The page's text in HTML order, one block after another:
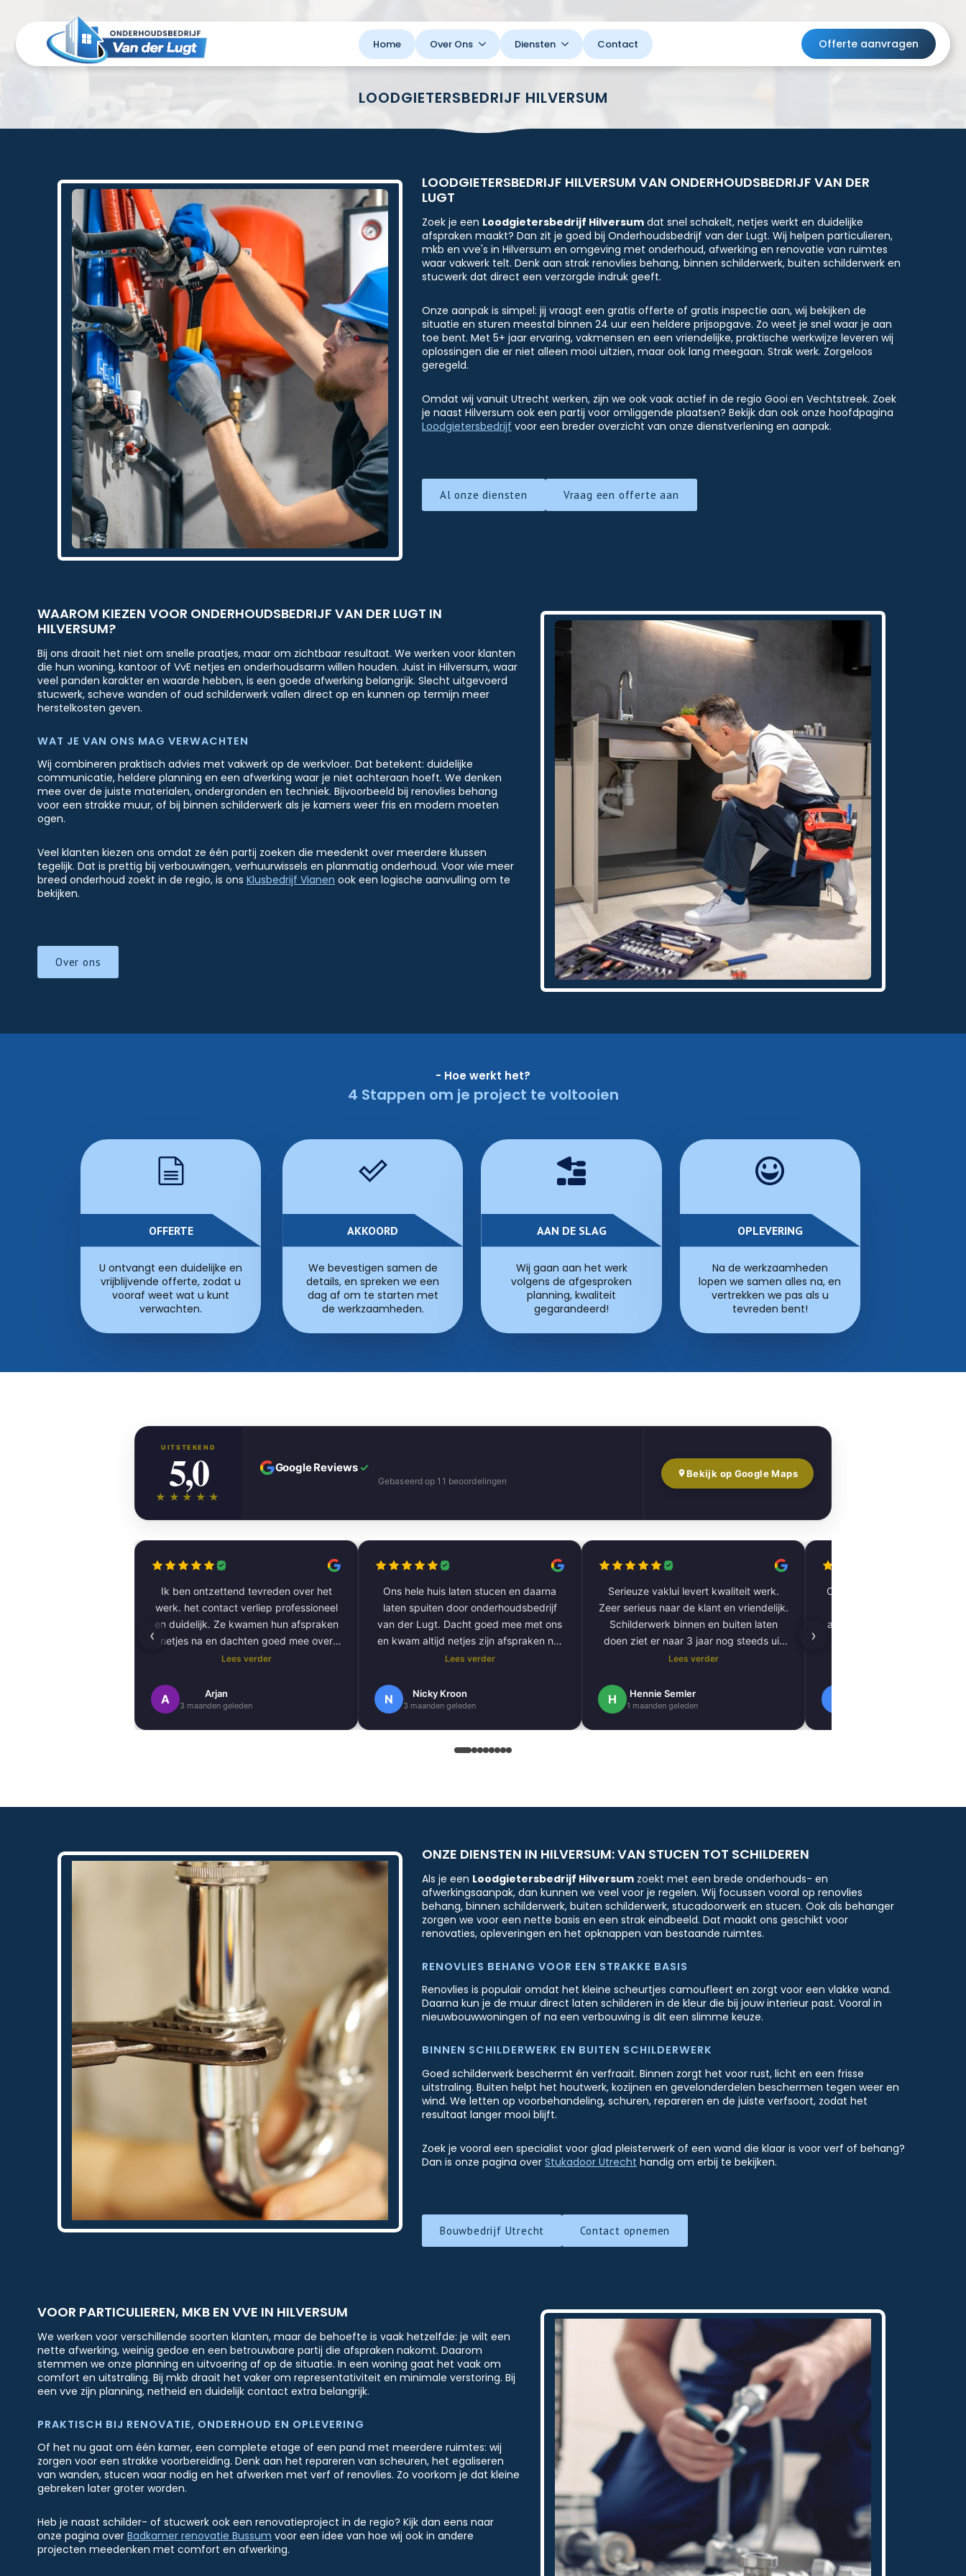
Home Over Ons Diensten Contact Offerte aanvragen
LOODGIETERSBEDRIJF HILVERSUM
LOODGIETERSBEDRIJF HILVERSUM VAN ONDERHOUDSBEDRIJF VAN DER
LUGT
Zoek je een Loodgietersbedrijf Hilversum dat snel schakelt, netjes werkt en duidelijke
afspraken maakt? Dan zit je goed bij Onderhoudsbedrijf van der Lugt. Wij helpen particulieren,
mkb en vve's in Hilversum en omgeving met onderhoud, afwerking en renovatie van ruimtes
waar vakwerk telt. Denk aan strak renovlies behang, binnen schilderwerk, buiten schilderwerk en
stucwerk dat direct een verzorgde indruk geeft.
Onze aanpak is simpel: jij vraagt een gratis offerte of gratis inspectie aan, wij bekijken de
situatie en sturen meestal binnen 24 uur een heldere prijsopgave. Zo weet je snel waar je aan
toe bent. Met 5+ jaar ervaring, vakmensen en een vriendelijke, praktische werkwijze leveren wij
oplossingen die er niet alleen mooi uitzien, maar ook lang meegaan. Strak werk. Zorgeloos
geregeld.
Omdat wij vanuit Utrecht werken, zijn we ook vaak actief in de regio Gooi en Vechtstreek. Zoek
je naast Hilversum ook een partij voor omliggende plaatsen? Bekijk dan ook onze hoofdpagina
Loodgietersbedrijf voor een breder overzicht van onze dienstverlening en aanpak.
Al onze diensten Vraag een offerte aan
WAAROM KIEZEN VOOR ONDERHOUDSBEDRIJF VAN DER LUGT IN
HILVERSUM?
Bij ons draait het niet om snelle praatjes, maar om zichtbaar resultaat. We werken voor klanten
die hun woning, kantoor of VvE netjes en onderhoudsarm willen houden. Juist in Hilversum, waar
veel panden karakter en waarde hebben, is een goede afwerking belangrijk. Slecht uitgevoerd
stucwerk, scheve wanden of oud schilderwerk vallen direct op en kunnen op termijn meer
herstelkosten geven.
WAT JE VAN ONS MAG VERWACHTEN
Wij combineren praktisch advies met vakwerk op de werkvloer. Dat betekent: duidelijke
communicatie, heldere planning en een afwerking waar je niet achteraan hoeft. We denken
mee over de juiste materialen, ondergronden en techniek. Bijvoorbeeld bij renovlies behang
voor een strakke muur, of bij binnen schilderwerk als je kamers weer fris en modern moeten
ogen.
Veel klanten kiezen ons omdat ze één partij zoeken die meedenkt over meerdere klussen
tegelijk. Dat is prettig bij verbouwingen, verhuurwissels en planmatig onderhoud. Voor wie meer
breed onderhoud zoekt in de regio, is ons Klusbedrijf Vianen ook een logische aanvulling om te
bekijken.
Over ons
- Hoe werkt het?
4 Stappen om je project te voltooien
OFFERTE
U ontvangt een duidelijke en
vrijblijvende offerte, zodat u
vooraf weet wat u kunt
verwachten.
AKKOORD
We bevestigen samen de
details, en spreken we een
dag af om te starten met
de werkzaamheden.
AAN DE SLAG
Wij gaan aan het werk
volgens de afgesproken
planning, kwaliteit
gegarandeerd!
OPLEVERING
Na de werkzaamheden
lopen we samen alles na, en
vertrekken we pas als u
tevreden bent!
UITSTEKEND
5,0
★★★★★
Google Reviews✓
Gebaseerd op 11 beoordelingen
Bekijk op Google Maps
Ik ben ontzettend tevreden over het
werk. het contact verliep professioneel
en duidelijk. Ze kwamen hun afspraken
netjes na en dachten goed mee over
kleurkeuze en afwerking.
Het schilderwerk zelf is van hoge
kwaliteit uitgevoerd. Alles is strak
aanbevelen!
Lees verder
A Arjan
3 maanden geleden
Ons hele huis laten stucen en daarna
laten spuiten door onderhoudsbedrijf
van der Lugt. Dacht goed mee met ons
en kwam altijd netjes zijn afspraken na.
De volgende klus hebben we al gepland
Nogmaals bedankt.
Lees verder
N Nicky Kroon
3 maanden geleden
Serieuze vaklui levert kwaliteit werk.
Zeer serieus naar de klant en vriendelijk.
Schilderwerk binnen en buiten laten
doen ziet er naar 3 jaar nog steeds uit
als nieuw.
Lees verder
H Hennie Semler
1 maanden geleden
Complete woning laten
afgewerkt, inclusief tegels,
‹ ›
ONZE DIENSTEN IN HILVERSUM: VAN STUCEN TOT SCHILDEREN
Als je een Loodgietersbedrijf Hilversum zoekt met een brede onderhouds- en
afwerkingsaanpak, dan kunnen we veel voor je regelen. Wij focussen vooral op renovlies
behang, binnen schilderwerk, buiten schilderwerk, stucadoorwerk en stucen. Ook als behanger
zorgen we voor een nette basis en een strak eindbeeld. Dat maakt ons geschikt voor
renovaties, opleveringen en het opknappen van bestaande ruimtes.
RENOVLIES BEHANG VOOR EEN STRAKKE BASIS
Renovlies is populair omdat het kleine scheurtjes camoufleert en zorgt voor een vlakke wand.
Daarna kun je de muur direct laten schilderen in de kleur die bij jouw interieur past. Vooral in
nieuwbouwwoningen of na een verbouwing is dit een slimme keuze.
BINNEN SCHILDERWERK EN BUITEN SCHILDERWERK
Goed schilderwerk beschermt én verfraait. Binnen zorgt het voor rust, licht en een frisse
uitstraling. Buiten helpt het houtwerk, kozijnen en gevelonderdelen beschermen tegen weer en
wind. We letten op voorbehandeling, schuren, repareren en de juiste verfsoort, zodat het
resultaat langer mooi blijft.
Zoek je vooral een specialist voor glad pleisterwerk of een wand die klaar is voor verf of behang?
Dan is onze pagina overStukadoor Utrecht handig om erbij te bekijken.
Bouwbedrijf Utrecht Contact opnemen
VOOR PARTICULIEREN, MKB EN VVE IN HILVERSUM
We werken voor verschillende soorten klanten, maar de behoefte is vaak hetzelfde: je wilt een
nette afwerking, weinig gedoe en een betrouwbare partij die afspraken nakomt. Daarom
stemmen we onze planning en uitvoering af op de situatie. In een woning gaat het vaak om
comfort en uitstraling. Bij mkb draait het vaker om representativiteit en minimale verstoring. Bij
een vve zijn planning, netheid en duidelijk contact extra belangrijk.
PRAKTISCH BIJ RENOVATIE, ONDERHOUD EN OPLEVERING
Of het nu gaat om één kamer, een complete etage of een pand met meerdere ruimtes: wij
zorgen voor een strakke voorbereiding. Denk aan het repareren van scheuren, het egaliseren
van wanden, stucen waar nodig en het afwerken met verf of renovlies. Zo voorkom je dat kleine
gebreken later groter worden.
Heb je naast schilder- of stucwerk ook een renovatieproject in de regio? Kijk dan eens naar
onze pagina over Badkamer renovatie Bussum voor een idee van hoe wij ook in andere
projecten meedenken met comfort en afwerking.